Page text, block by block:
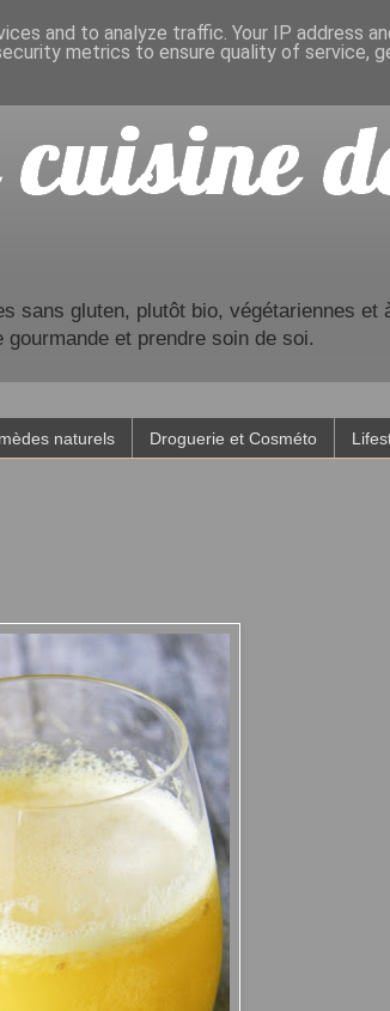
sans gluten, plutôt bio, végétariennes
et prendre soin de soi.
naturels Droguerie et Cosméto
and to analyze traffic. Your IP address
metrics to ensure quality of service,